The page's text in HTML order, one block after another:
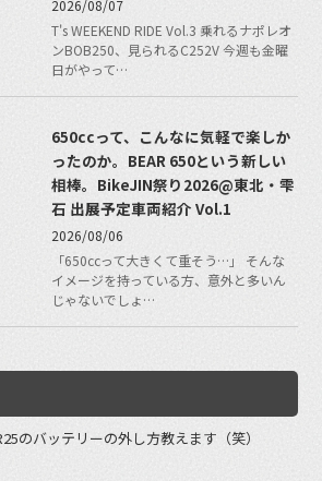
2026/08/07
T's WEEKEND RIDE Vol.3 乗れるナポレオ
ンBOB250、見られるC252V 今週も金曜
日がやって…
650ccって、こんなに気軽で楽しか
ったのか。BEAR 650という新しい
相棒。BikeJIN祭り2026@東北・雫
石 出展予定車両紹介 Vol.1
2026/08/06
「650ccって大きくて重そう…」 そんな
イメージを持っている方、意外と多いん
じゃないでしょ…
のバッテリーの外し方教えます（笑）